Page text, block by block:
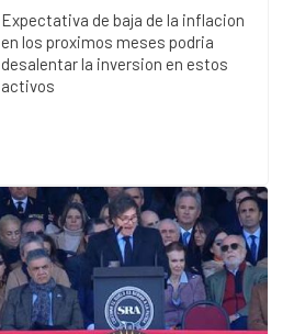
Expectativa de baja de la inflacion
en los proximos meses podria
desalentar la inversion en estos
activos